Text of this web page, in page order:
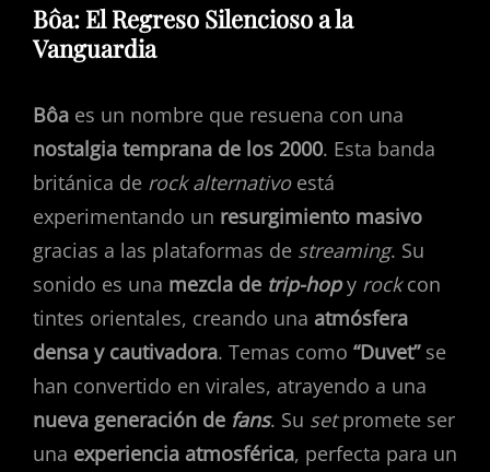
Bôa: El Regreso Silencioso a la
Vanguardia
Bôa es un nombre que resuena con una
nostalgia temprana de los 2000. Esta banda
británica de rock alternativoestá
experimentando un resurgimiento masivo
gracias a las plataformas de streaming. Su
sonido es una mezcla de trip-hopy rockcon
tintes orientales, creando una atmósfera
densa y cautivadora. Temas como “Duvet”se
han convertido en virales, atrayendo a una
nueva generación de fans. Su setpromete ser
una experiencia atmosférica, perfecta para un